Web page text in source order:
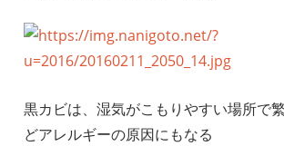
黒カビは、湿気がこもりやすい場所で
どアレルギーの原因にもなる